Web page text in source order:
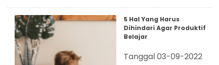
5 Hal Yang Harus
Dihindari Agar Produktif
Belajar
Tanggal 03-09-2022